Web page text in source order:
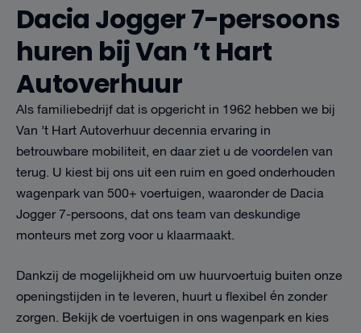
Dacia Jogger 7-persoons
huren bij Van ’t Hart
Autoverhuur
Als familiebedrijf dat is opgericht in 1962 hebben we bij
Van ’t Hart Autoverhuur decennia ervaring in
betrouwbare mobiliteit, en daar ziet u de voordelen van
terug. U kiest bij ons uit een ruim en goed onderhouden
wagenpark van 500+ voertuigen, waaronder de Dacia
Jogger 7-persoons, dat ons team van deskundige
monteurs met zorg voor u klaarmaakt.
Dankzij de mogelijkheid om uw huurvoertuig buiten onze
openingstijden in te leveren, huurt u flexibel én zonder
zorgen. Bekijk de voertuigen in ons wagenpark en kies